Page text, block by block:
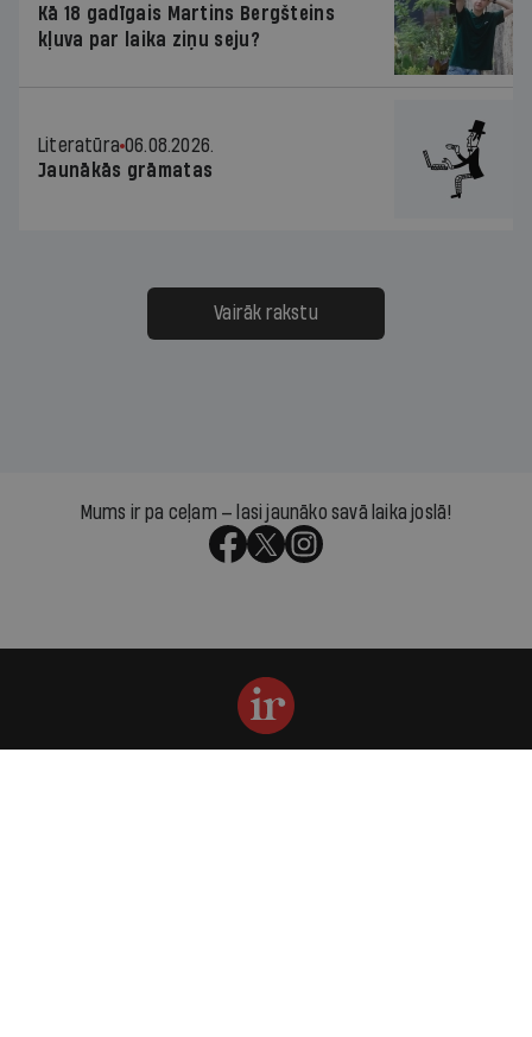
Kā 18 gadīgais Martins Bergšteins
kļuva par laika ziņu seju?
Literatūra 06.08.2026.
Jaunākās grāmatas
Vairāk rakstu
Mums ir pa ceļam — lasi jaunāko savā laika joslā!